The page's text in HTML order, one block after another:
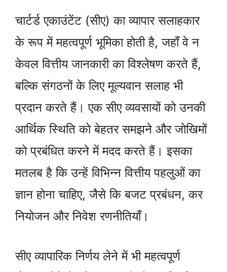
चार्टर्ड एकाउंटेंट (सीए) का व्यापार सलाहकार
के रूप में महत्वपूर्ण भूमिका होती है, जहाँ वे न
केवल वित्तीय जानकारी का विश्लेषण करते हैं,
बल्कि संगठनों के लिए मूल्यवान सलाह भी
प्रदान करते हैं। एक सीए व्यवसायों को उनकी
आर्थिक स्थिति को बेहतर समझने और जोखिमों
को प्रबंधित करने में मदद करते हैं। इसका
मतलब है कि उन्हें विभिन्न वित्तीय पहलुओं का
ज्ञान होना चाहिए, जैसे कि बजट प्रबंधन, कर
नियोजन और निवेश रणनीतियाँ।
सीए व्यापारिक निर्णय लेने में भी महत्वपूर्ण